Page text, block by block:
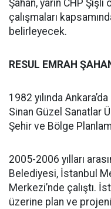
Şahan, yarın CHP
çalışmaları
belirleyecek.
RESUL EMRAH
1982 yılında
Sinan Güzel Sanatlar
Şehir ve Bölge
2005-2006 yılları
Belediyesi, İstanbul
Merkezi’nde çalıştı.
üzerine plan ve